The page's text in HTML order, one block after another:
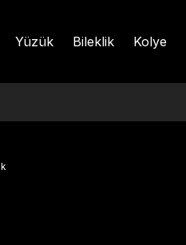
Yüzük Bileklik Kolye